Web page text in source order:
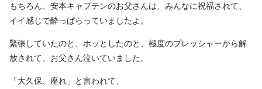
もちろん、安本キャプテンのお父さんは、みんなに祝福されて、
イイ感じで酔っぱらっていましたよ。
緊張していたのと、ホッとしたのと、極度のプレッシャーから解
放されて、お父さん泣いていました。
「大久保、座れ」と言われて、